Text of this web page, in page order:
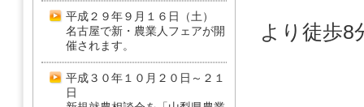
より徒歩8
平成２９年９月１６日（土）
名古屋で新・農業人フェアが開
催されます。
平成３０年１０月２０日～２１
日